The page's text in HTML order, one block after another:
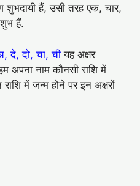
शुभदायी हैं, उसी तरह एक, चार,
हैं.
दे, दो, चा, ची यह अक्षर
अपना नाम कौनसी राशि में
में जन्म होने पर इन अक्षरों